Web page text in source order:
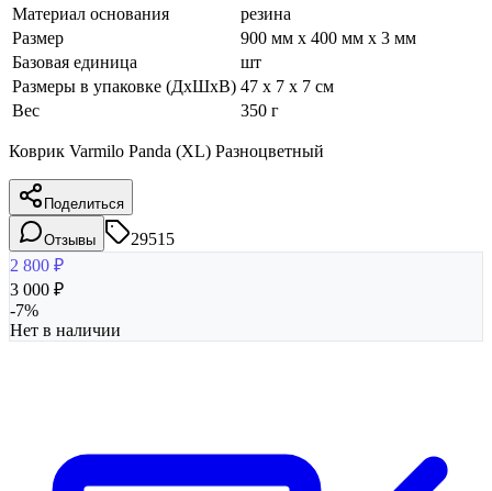
Материал основания
резина
Размер
900 мм x 400 мм x 3 мм
Базовая единица
шт
Размеры в упаковке (ДхШхВ) 47 x 7 x 7 см
Вес
350 г
Коврик Varmilo Panda (XL) Разноцветный
Поделиться
Отзывы
29515
2 800 ₽
3 000 ₽
-7%
Нет в наличии